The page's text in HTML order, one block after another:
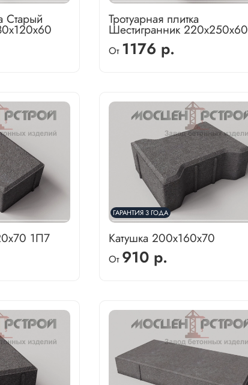
Старый Тротуарная плитка
Шестигранник 220х250х60
От 1176 р.
1П7
ГАРАНТИЯ 3 ГОДА
Катушка 200х160х70
От 910 р.